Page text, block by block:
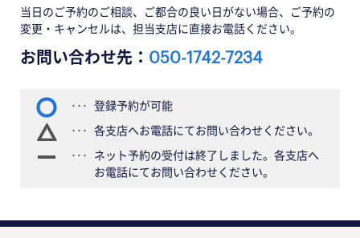
当日のご予約のご相談、ご都合の良い日がない場合、ご予約の
変更・キャンセルは、担当支店に直接お電話ください。
お問い合わせ先： 050-1742-7234
登録予約が可能
各支店へお電話にてお問い合わせください。
ネット予約の受付は終了しました。各支店へ
お電話にてお問い合わせください。